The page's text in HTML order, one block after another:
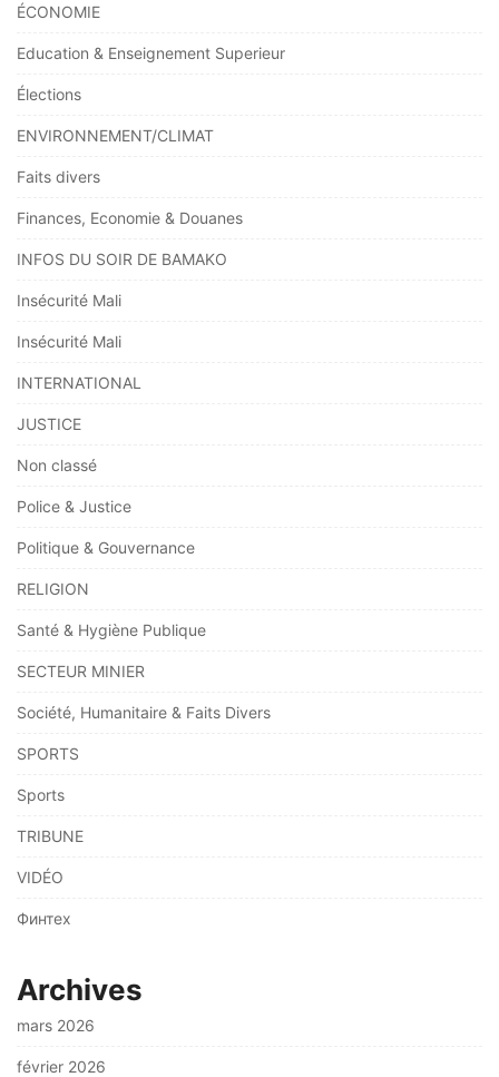
ÉCONOMIE
Education & Enseignement Superieur
Élections
ENVIRONNEMENT/CLIMAT
Faits divers
Finances, Economie & Douanes
INFOS DU SOIR DE BAMAKO
Insécurité Mali
Insécurité Mali
INTERNATIONAL
JUSTICE
Non classé
Police & Justice
Politique & Gouvernance
RELIGION
Santé & Hygiène Publique
SECTEUR MINIER
Société, Humanitaire & Faits Divers
SPORTS
Sports
TRIBUNE
VIDÉO
Финтех
Archives
mars 2026
février 2026